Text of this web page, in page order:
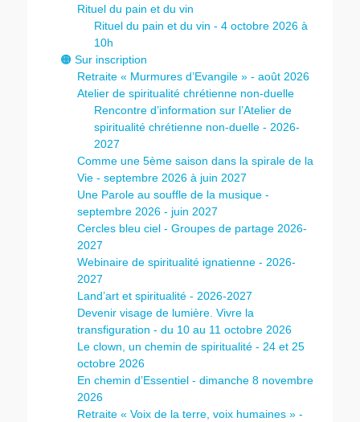
Rituel du pain et du vin
Rituel du pain et du vin - 4 octobre 2026 à
10h
🟠 Sur inscription
Retraite « Murmures d’Evangile » - août 2026
Atelier de spiritualité chrétienne non-duelle
Rencontre d’information sur l’Atelier de
spiritualité chrétienne non-duelle - 2026-
2027
Comme une 5ème saison dans la spirale de la
Vie - septembre 2026 à juin 2027
Une Parole au souffle de la musique -
septembre 2026 - juin 2027
Cercles bleu ciel - Groupes de partage 2026-
2027
Webinaire de spiritualité ignatienne - 2026-
2027
Land’art et spiritualité - 2026-2027
Devenir visage de lumière. Vivre la
transfiguration - du 10 au 11 octobre 2026
Le clown, un chemin de spiritualité - 24 et 25
octobre 2026
En chemin d’Essentiel - dimanche 8 novembre
2026
Retraite « Voix de la terre, voix humaines » -